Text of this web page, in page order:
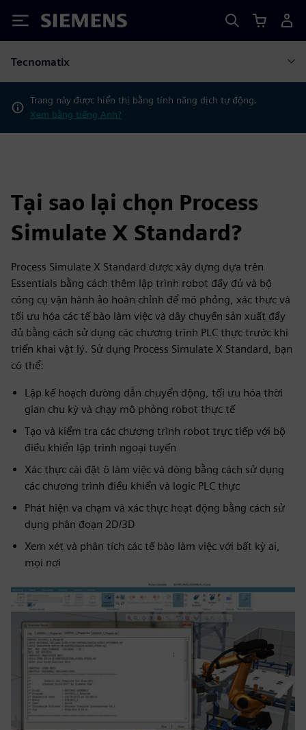
Siemens
Tecnomatix
Trang này được hiển thị bằng tính năng dịch tự động.
Xem bằng tiếng Anh?
Tại sao lại chọn Process
Simulate X Standard?
Process Simulate X Standard được xây dựng dựa trên
Essentials bằng cách thêm lập trình robot đầy đủ và bộ
công cụ vận hành ảo hoàn chỉnh để mô phỏng, xác thực và
tối ưu hóa các tế bào làm việc và dây chuyền sản xuất đầy
đủ bằng cách sử dụng các chương trình PLC thực trước khi
triển khai vật lý. Sử dụng Process Simulate X Standard, bạn
có thể:
Lập kế hoạch đường dẫn chuyển động, tối ưu hóa thời
gian chu kỳ và chạy mô phỏng robot thực tế
Tạo và kiểm tra các chương trình robot trực tiếp với bộ
điều khiển lập trình ngoại tuyến
Xác thực cài đặt ô làm việc và dòng bằng cách sử dụng
các chương trình điều khiển và logic PLC thực
Phát hiện va chạm và xác thực hoạt động bằng cách sử
dụng phân đoạn 2D/3D
Xem xét và phân tích các tế bào làm việc với bất kỳ ai,
mọi nơi